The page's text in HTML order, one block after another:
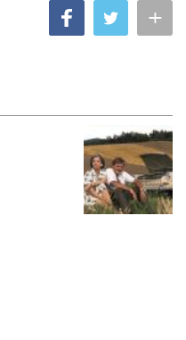
+